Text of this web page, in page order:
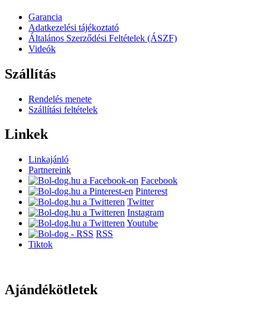
Garancia
Adatkezelési tájékoztató
Általános Szerződési Feltételek (ÁSZF)
Videók
Szállítás
Rendelés menete
Szállítási feltételek
Linkek
Linkajánló
Partnereink
Facebook
Pinterest
Twitter
Instagram
Youtube
RSS
Tiktok
Ajándékötletek